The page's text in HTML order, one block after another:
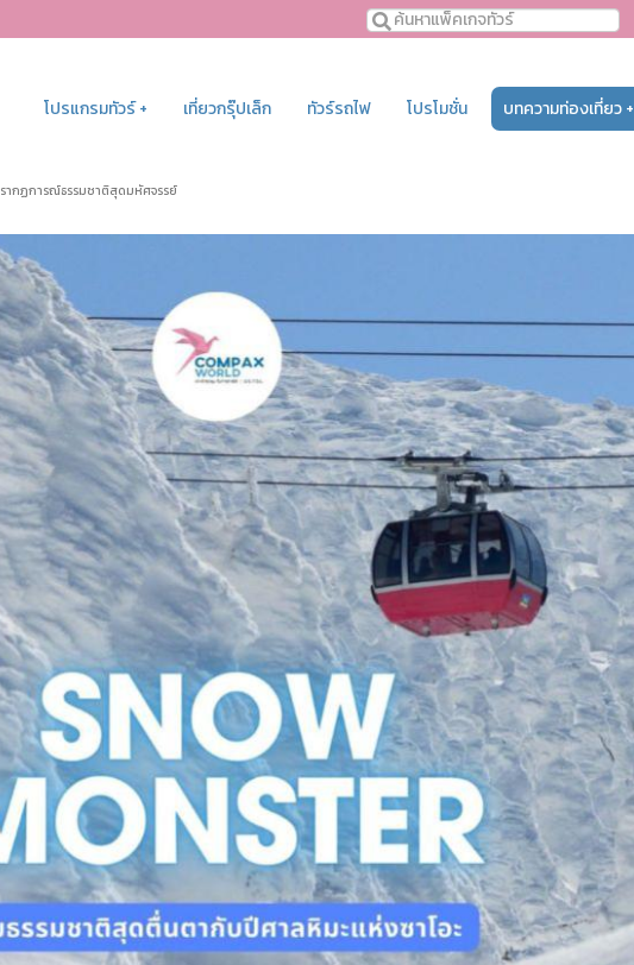
โปรแกรมทัวร์ + เที่ยวกรุ๊ปเล็ก ทัวร์รถไฟ โปรโมชั่น บทความท่องเที่ยว +
ปรากฏการณ์ธรรมชาติสุดมหัศจรรย์